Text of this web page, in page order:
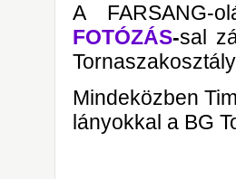
A FARSANG-
FOTÓZÁS-sal
Mindeközben
lányokkal a BG